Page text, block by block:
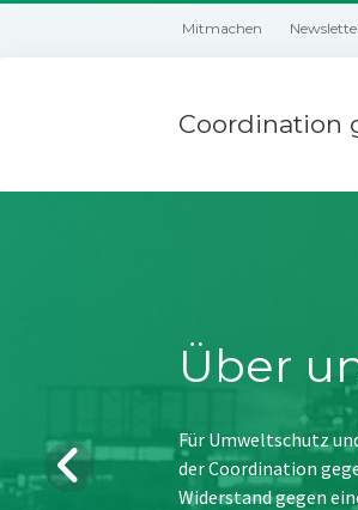
Mitmachen
Coordination
Über
Für Umweltschutz
der Coordination
Widerstand gegen